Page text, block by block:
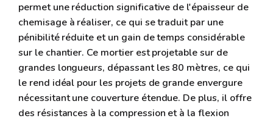
permet une réduction significative de l'épaisseur de
chemisage à réaliser, ce qui se traduit par une
pénibilité réduite et un gain de temps considérable
sur le chantier. Ce mortier est projetable sur de
grandes longueurs, dépassant les 80 mètres, ce qui
le rend idéal pour les projets de grande envergure
nécessitant une couverture étendue. De plus, il offre
des résistances à la compression et à la flexion